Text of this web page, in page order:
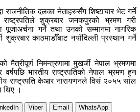
राजनीतिक दलका नेताहरुसँग शिष्टाचार भेट गर्ने
शुक्रबार जनकपुरको भ्रमण गरी
पूजाअर्चना गर्ने तथा उनको सम्मानमा नागरिक
काठमाडौँबाट नयाँदिल्ली प्रस्थान गर्ने
मैत्रीपूर्ण निमन्त्रणामा मुखर्जी नेपाल भ्रमणमा
भारतीय राष्ट्रपतिको नेपाल भ्रमण हुन
राष्ट्रपति केआर नारायणनले विसं २०५५ साल
थिए ।
Viber Email WhatsApp